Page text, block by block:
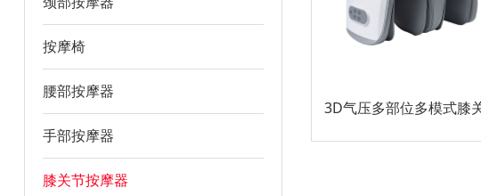
按摩椅
腰部按摩器
手部按摩器
膝关节按摩器